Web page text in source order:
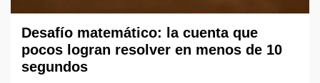
Desafío matemático: la cuenta que
pocos logran resolver en menos de 10
segundos